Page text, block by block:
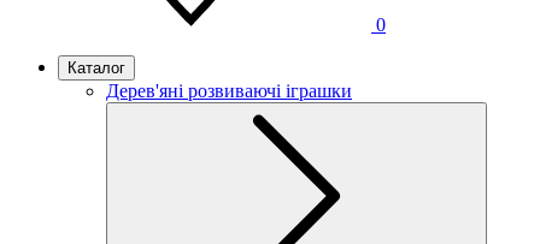
0
Каталог
Дерев'яні розвиваючі іграшки